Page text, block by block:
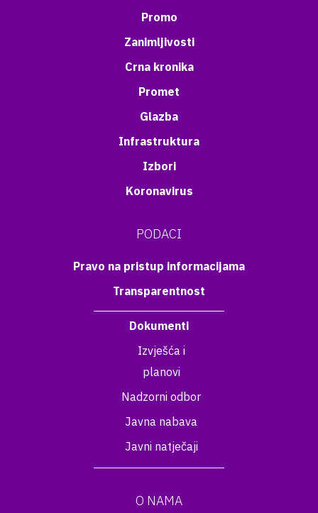
Promo
Zanimljivosti
Crna kronika
Promet
Glazba
Infrastruktura
Izbori
Koronavirus
PODACI
Pravo na pristup informacijama
Transparentnost
Dokumenti
Izvješća i
planovi
Nadzorni odbor
Javna nabava
Javni natječaji
O NAMA